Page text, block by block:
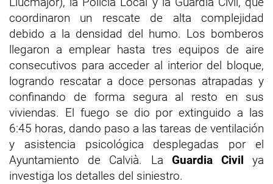
coordinaron un rescate de alta complejidad
debido a la densidad del humo. Los bomberos
llegaron a emplear hasta tres equipos de aire
consecutivos para acceder al interior del bloque,
logrando rescatar a doce personas atrapadas y
confinando de forma segura al resto en sus
viviendas. El fuego se dio por extinguido a las
6:45 horas, dando paso a las tareas de ventilación
y asistencia psicológica desplegadas por el
Ayuntamiento de Calvià. La Guardia Civilya
investiga los detalles del siniestro.